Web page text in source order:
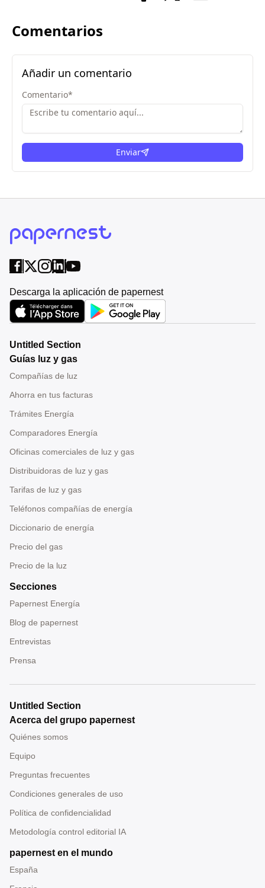
Comentarios
Añadir un comentario
Comentario*
Enviar
Descarga la aplicación de papernest
Untitled Section
Guías luz y gas
Compañías de luz
Ahorra en tus facturas
Trámites Energía
Comparadores Energía
Oficinas comerciales de luz y gas
Distribuidoras de luz y gas
Tarifas de luz y gas
Teléfonos compañías de energía
Diccionario de energía
Precio del gas
Precio de la luz
Secciones
Papernest Energía
Blog de papernest
Entrevistas
Prensa
Untitled Section
Acerca del grupo papernest
Quiénes somos
Equipo
Preguntas frecuentes
Condiciones generales de uso
Política de confidencialidad
Metodología control editorial IA
papernest en el mundo
España